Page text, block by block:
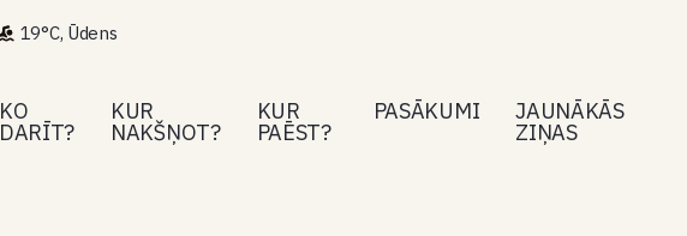
19°C, Ūdens
KO
DARĪT?
KUR
NAKŠŅOT?
KUR
PAĒST?
PASĀKUMI JAUNĀKĀS
ZIŅAS